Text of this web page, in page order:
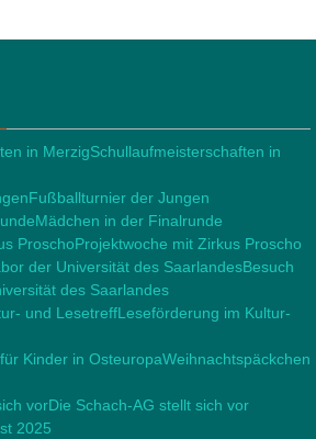
Schullaufmeisterschaften in
Fußballturnier der Jungen
Mädchen in der Finalrunde
Projektwoche mit Zirkus Proscho
Besuch
des Saarlandes
Leseförderung im Kultur-
Weihnachtspäckchen
Die Schach-AG stellt sich vor
2025